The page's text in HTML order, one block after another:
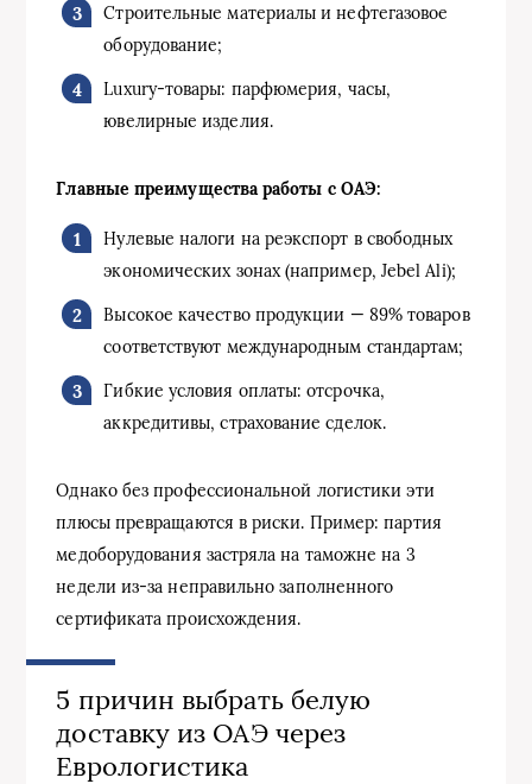
Строительные материалы и нефтегазовое
оборудование;
Luxury-товары: парфюмерия, часы,
ювелирные изделия.
Главные преимущества работы с ОАЭ:
Нулевые налоги на реэкспорт в свободных
экономических зонах (например, Jebel Ali);
Высокое качество продукции — 89% товаров
соответствуют международным стандартам;
Гибкие условия оплаты: отсрочка,
аккредитивы, страхование сделок.
Однако без профессиональной логистики эти
плюсы превращаются в риски. Пример: партия
медоборудования застряла на таможне на 3
недели из-за неправильно заполненного
сертификата происхождения.
5 причин выбрать белую
доставку из ОАЭ через
Еврологистика